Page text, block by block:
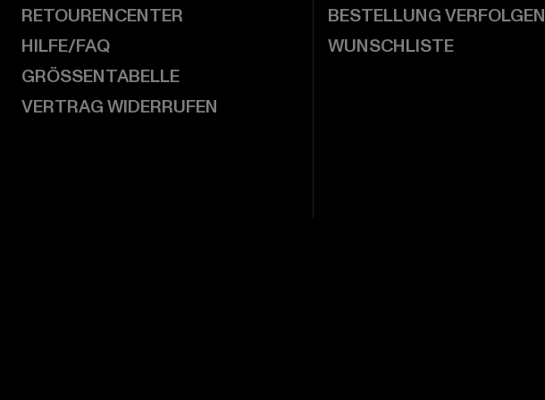
RETOURENCENTER
HILFE/FAQ
GRÖSSENTABELLE
VERTRAG WIDERRUFEN
BESTELLUNG VERFOLGEN
WUNSCHLISTE